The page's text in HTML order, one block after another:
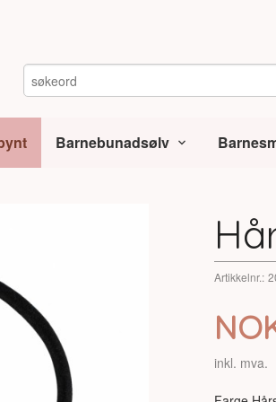
Barnebunadsølv
Artikkelnr.:
Pris
inkl. mva.